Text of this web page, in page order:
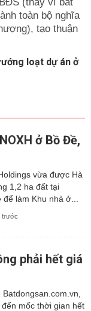
toàn bộ nghĩa
tạo thuận
loạt dự án ở
ở Bồ Đề,
vừa được Hà
1,2 ha đất tại
làm Khu nhà ở...
trước
phải hết giá
mốc thời gian hết